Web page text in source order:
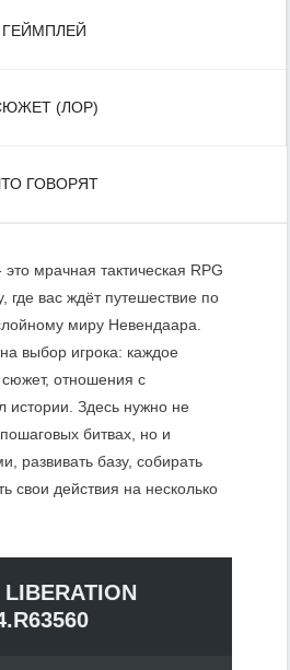
ГЕЙМПЛЕЙ
(ЛОР)
ГОВОРЯТ
мрачная тактическая RPG
где вас ждёт путешествие по
миру Невендаара.
выбор игрока: каждое
отношения с
Здесь нужно не
битвах, но и
развивать базу, собирать
свои действия на несколько